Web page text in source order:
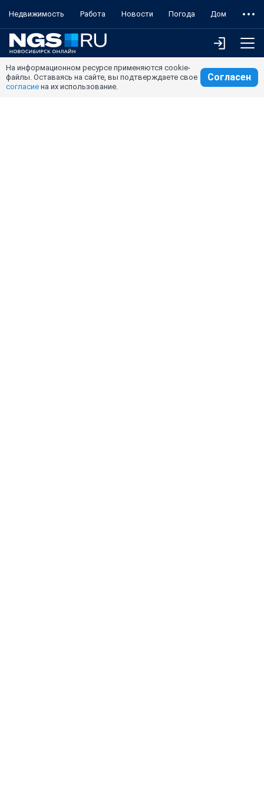
Недвижимость Работа Новости Погода Дом
На информационном ресурсе применяются cookie-
файлы. Оставаясь на сайте, вы подтверждаете свое
согласие на их использование.
Согласен